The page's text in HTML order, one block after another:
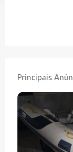
Principais